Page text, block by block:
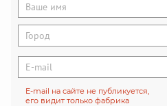
E-mail на сайте не публикуется,
его видит только фабрика